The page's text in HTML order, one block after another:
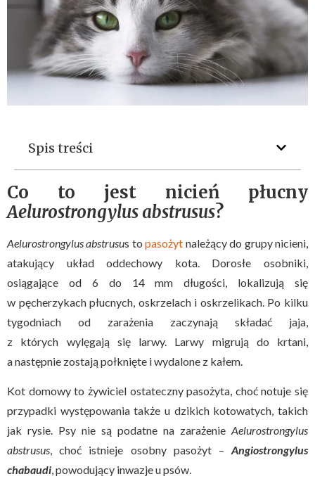
Spis treści
Co to jest nicień płucny
Aelurostrongylus abstrusus?
Aelurostrongylus abstrusus topasożyt należący do grupy nicieni,
atakujący układ oddechowy kota. Dorosłe osobniki,
osiągające od 6 do 14 mm długości, lokalizują się
w pęcherzykach płucnych, oskrzelach i oskrzelikach. Po kilku
tygodniach od zarażenia zaczynają składać jaja,
z których wylęgają się larwy. Larwy migrują do krtani,
a następnie zostają połknięte i wydalone z kałem.
Kot domowy to żywiciel ostateczny pasożyta, choć notuje się
przypadki występowania także u dzikich kotowatych, takich
jak rysie. Psy nie są podatne na zarażenie Aelurostrongylus
abstrusus, choć istnieje osobny pasożyt – Angiostrongylus
chabaudi, powodujący inwazje u psów.